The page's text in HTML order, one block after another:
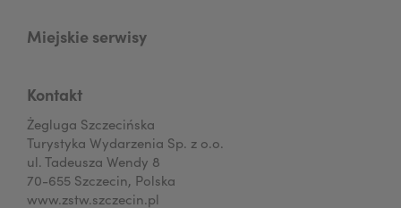
Miejskie serwisy
Kontakt
Żegluga Szczecińska
Turystyka Wydarzenia Sp. z o.o.
ul. Tadeusza Wendy 8
70-655 Szczecin, Polska
www.zstw.szczecin.pl